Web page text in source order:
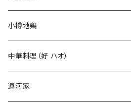
小樽地鶏
小樽地鶏の卵
小樽地鶏の燻製
中華料理（好 ハオ）
ギフトセット
運河家